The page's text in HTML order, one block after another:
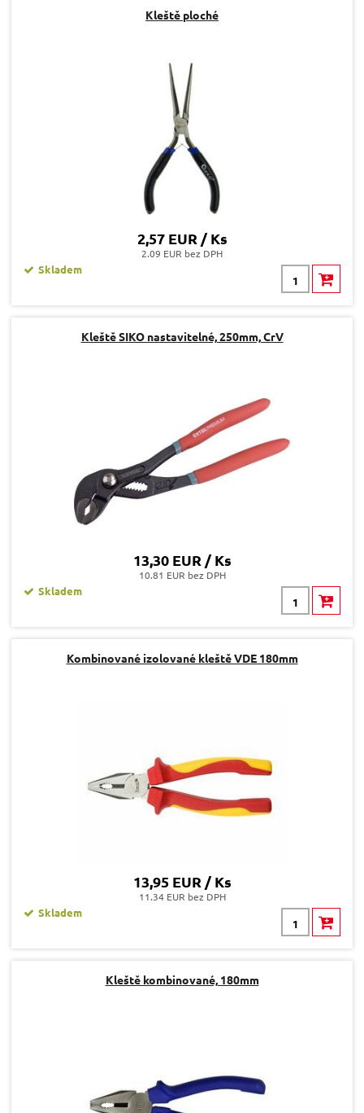
Kleště ploché
2,57 EUR / Ks
2.09 EUR bez DPH
Skladem
Kleště SIKO nastavitelné, 250mm, CrV
13,30 EUR / Ks
10.81 EUR bez DPH
Skladem
Kombinované izolované kleště VDE 180mm
13,95 EUR / Ks
11.34 EUR bez DPH
Skladem
Kleště kombinované, 180mm